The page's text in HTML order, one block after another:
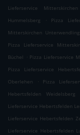
Lieferservice Mitterskirchen
Hummelsberg
. Pizza
Mitterskirchen Unterwendling
Pizza Lieferservice
Büchel . Pizza Lieferservice
Pizza Lieferservice
Oberlehen
. Pizza
Hebertsfelden Weidelsberg
Lieferservice Hebertsfelden
Lieferservice Hebertsfelden
Lieferservice Hebertsfelden